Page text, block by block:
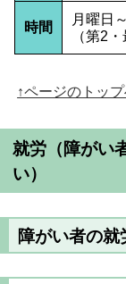
時間
月曜日
（第2
↑ページのトッ
就労（障がい
い）
障がい者の